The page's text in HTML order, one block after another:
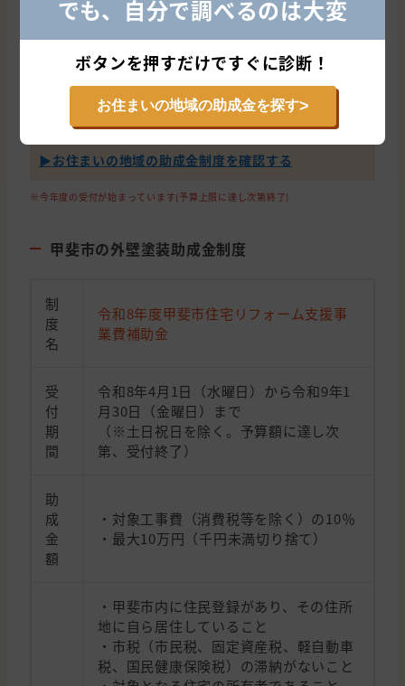
合
ョン担当
知らないと差がつく助成金の地域条件
▶︎お住まいの地域の助成金制度を確認する
※今年度の受付が始まっています(予算上限に達し次第終了)
甲斐市の外壁塗装助成金制度
制
度
名
令和8年度甲斐市住宅リフォーム支援事
業費補助金
受
付
期
間
令和8年4月1日（水曜日）から令和9年1
月30日（金曜日）まで
（※土日祝日を除く。予算額に達し次
第、受付終了）
助
成
金
額
・対象工事費（消費税等を除く）の10％
・最大10万円（千円未満切り捨て）
・甲斐市内に住民登録があり、その住所
地に自ら居住していること
・市税（市民税、固定資産税、軽自動車
税、国民健康保険税）の滞納がないこと
でも、自分で調べるのは大変
ボタンを押すだけですぐに診断！
お住まいの地域の助成金を探す>